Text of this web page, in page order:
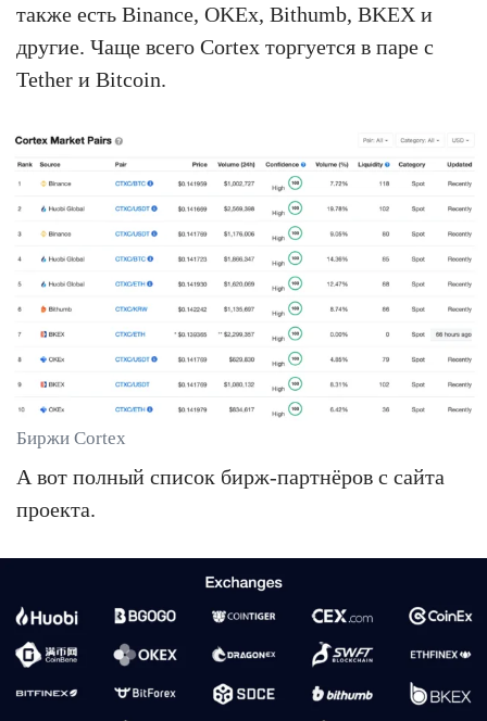
также есть Binance, OKEx, Bithumb, BKEX и
другие. Чаще всего Cortex торгуется в паре с
Tether и Bitcoin.
Биржи Cortex
А вот полный список бирж-партнёров с сайта
проекта.